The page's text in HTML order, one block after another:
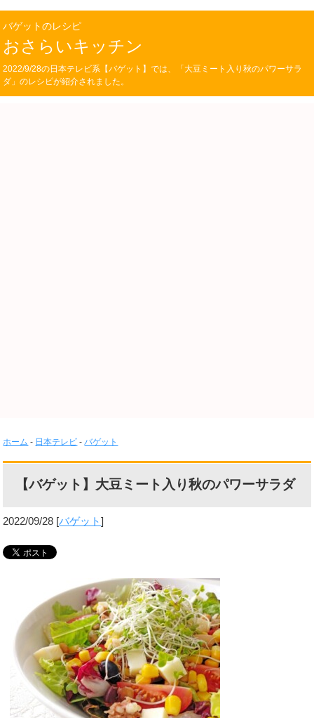
バゲットのレシピ
おさらいキッチン
2022/9/28の日本テレビ系【バゲット】では、「大豆ミート入り秋のパワーサラ
ダ」のレシピが紹介されました。
ホーム - 日本テレビ -バゲット
【バゲット】大豆ミート入り秋のパワーサラダ
2022/09/28 [バゲット]